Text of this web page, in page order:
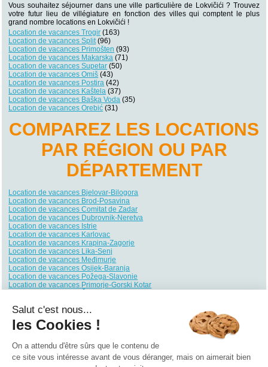
Vous souhaitez séjourner dans une ville particulière de Lokvičići ? Trouvez
votre futur lieu de villégiature en fonction des villes qui comptent le plus
grand nombre locations en Lokvičići !
Location de vacances Trogir (163)
Location de vacances Split(96)
Location de vacances Primošten (93)
Location de vacances Makarska (71)
Location de vacances Supetar (50)
Location de vacances Omiš (43)
Location de vacances Postira (42)
Location de vacances Kaštela (37)
Location de vacances Baška Voda (35)
Location de vacances Orebić (31)
COMPAREZ LES LOCATIONS
PAR RÉGION OU PAR
DÉPARTEMENT
Location de vacances Bjelovar-Bilogora
Location de vacances Brod-Posavina
Location de vacances Comitat de Zadar
Location de vacances Dubrovnik-Neretva
Location de vacances Istrie
Location de vacances Karlovac
Location de vacances Krapina-Zagorje
Location de vacances Lika-Senj
Location de vacances Međimurje
Location de vacances Osijek-Baranja
Location de vacances Požega-Slavonie
Location de vacances Primorje-Gorski Kotar
Location de vacances Split-Dalmatie
Location de vacances Varaždin
Location de vacances Ville de Zagreb
Location de vacances Vukovar-Syrmie
Location de vacances Zagreb
Salut c'est nous...
les Cookies !
On a attendu d'être sûrs que le contenu de
ce site vous intéresse avant de vous déranger, mais on aimerait bien